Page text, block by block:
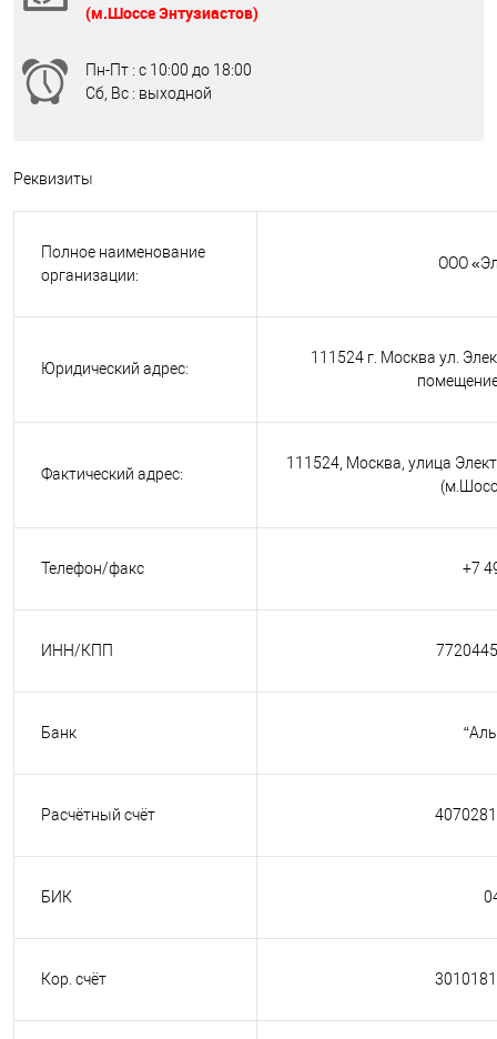
(м.Шоссе Энтузиастов)
Пн-Пт : с 10:00 до 18:00
Сб, Вс : выходной
Реквизиты
Полное наименование
организации:
ООО
Юридический адрес:
111524 г. Москва ул.
Фактический адрес:
111524, Москва, улица
Телефон/факс +7
ИНН/КПП
Банк
Расчётный счёт
БИК
Кор. счёт